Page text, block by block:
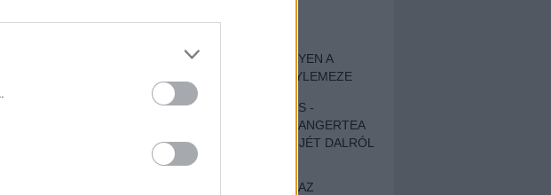
is. Ő
Enemy,
életkép.
SZOMORKODÁS - ILYEN A
KATATONIA ÚJ NAGYLEMEZE
CROCODILE NERVES -
HALLGASD MEG AZ ANGERTEA
MA MEGJELENT EP-JÉT DALRÓL
DALRA!
A FELELŐSSÉGTŐL AZ